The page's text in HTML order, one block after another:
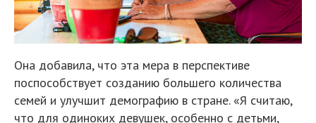
Она добавила, что эта мера в перспективе
поспособствует созданию большего количества
семей и улучшит демографию в стране. «Я считаю,
что для одиноких девушек, особенно с детьми,